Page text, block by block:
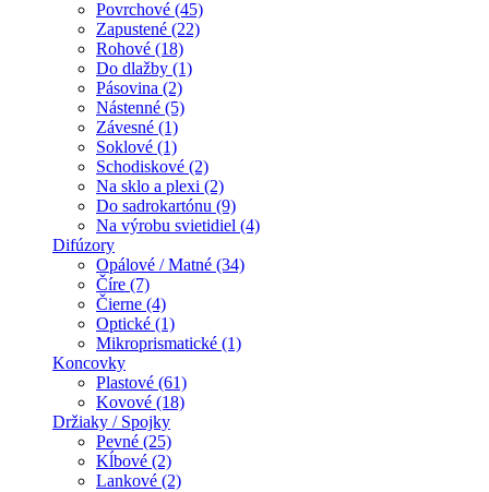
Povrchové (45)
Zapustené (22)
Rohové (18)
Do dlažby (1)
Pásovina (2)
Nástenné (5)
Závesné (1)
Soklové (1)
Schodiskové (2)
Na sklo a plexi (2)
Do sadrokartónu (9)
Na výrobu svietidiel (4)
Difúzory
Opálové / Matné (34)
Číre (7)
Čierne (4)
Optické (1)
Mikroprismatické (1)
Koncovky
Plastové (61)
Kovové (18)
Držiaky / Spojky
Pevné (25)
Kĺbové (2)
Lankové (2)